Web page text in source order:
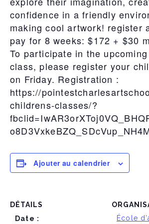
confidence in a friendly
making cool artwork! register
pay for 8 weeks: $172 + $30
To participate in the
class, please register your
on Friday. Registration :
https://
childrens-classes/?
Ajouter au calendrier
DÉTAILS
Date :
École